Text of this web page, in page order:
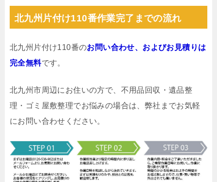
北九州片付け110番作業完了までの流れ
北九州片付け110番のお問い合わせ、およびお見積りは
完全無料です。
北九州市周辺にお住いの方で、不用品回収・遺品整
理・ゴミ屋敷整理でお悩みの場合は、弊社までお気軽
にお問い合わせください。